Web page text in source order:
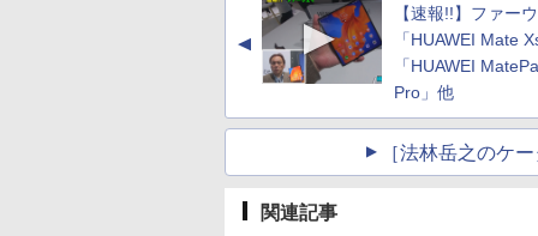
▲
【速報!!】ファー
「HUAWEI Mate
「HUAWEI
Pro」他
［法林岳之のケ
関連記事